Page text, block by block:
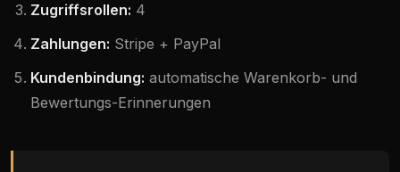
Zugriffsrollen: 4
Zahlungen: Stripe + PayPal
Kundenbindung: automatische Warenkorb- und
Bewertungs-Erinnerungen